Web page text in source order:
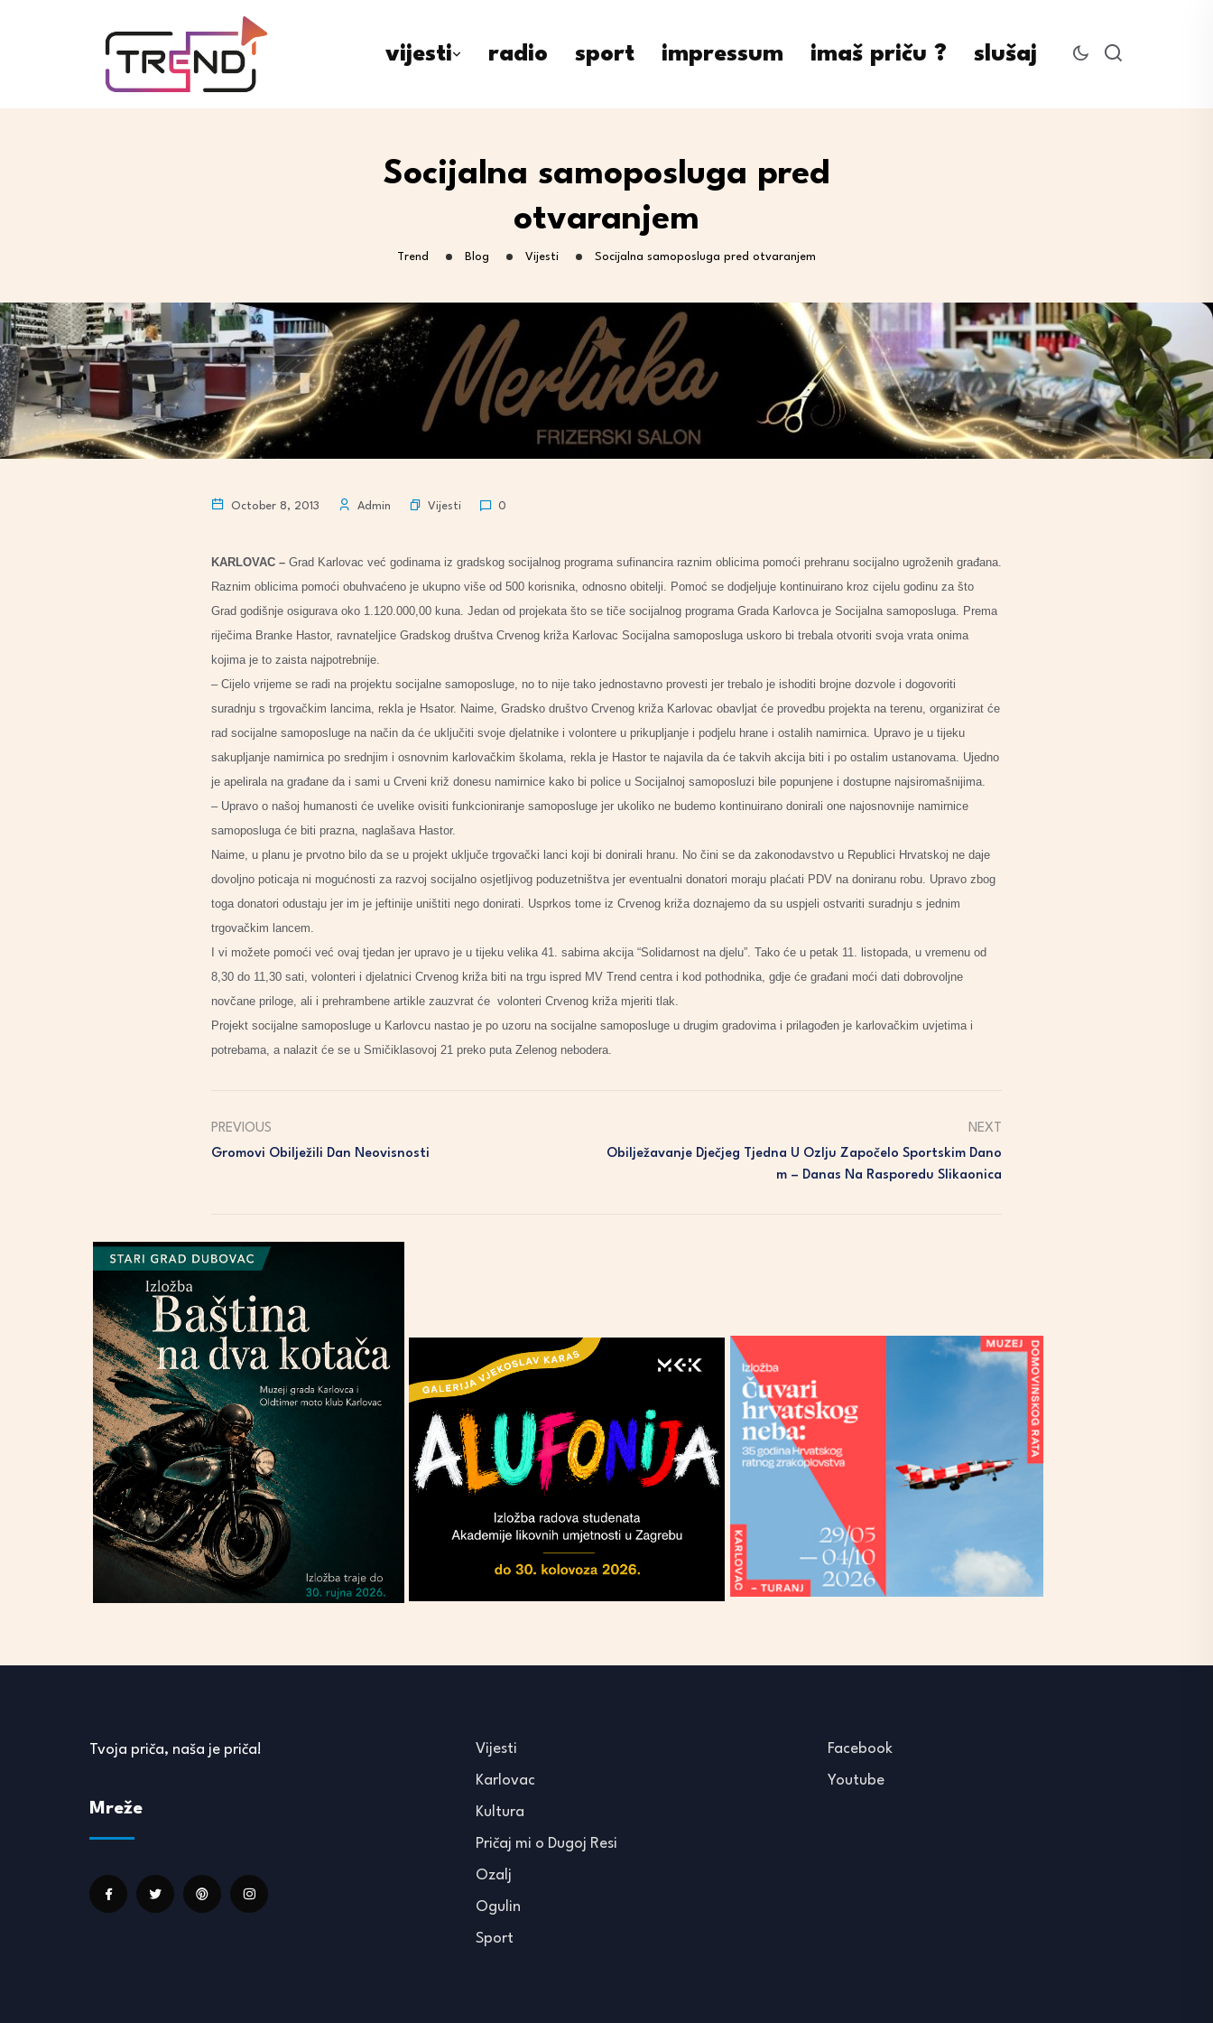
vijesti radio sport impressum imaš priču ? slušaj
Socijalna samoposluga pred
otvaranjem
Trend Blog Vijesti Socijalna samoposluga pred otvaranjem
October 8, 2013 Admin Vijesti 0
KARLOVAC – Grad Karlovac već godinama iz gradskog socijalnog programa sufinancira raznim oblicima pomoći prehranu socijalno ugroženih građana.
Raznim oblicima pomoći obuhvaćeno je ukupno više od 500 korisnika, odnosno obitelji. Pomoć se dodjeljuje kontinuirano kroz cijelu godinu za što
Grad godišnje osigurava oko 1.120.000,00 kuna. Jedan od projekata što se tiče socijalnog programa Grada Karlovca je Socijalna samoposluga. Prema
riječima Branke Hastor, ravnateljice Gradskog društva Crvenog križa Karlovac Socijalna samoposluga uskoro bi trebala otvoriti svoja vrata onima
kojima je to zaista najpotrebnije.
– Cijelo vrijeme se radi na projektu socijalne samoposluge, no to nije tako jednostavno provesti jer trebalo je ishoditi brojne dozvole i dogovoriti
suradnju s trgovačkim lancima, rekla je Hsator. Naime, Gradsko društvo Crvenog križa Karlovac obavljat će provedbu projekta na terenu, organizirat će
rad socijalne samoposluge na način da će uključiti svoje djelatnike i volontere u prikupljanje i podjelu hrane i ostalih namirnica. Upravo je u tijeku
sakupljanje namirnica po srednjim i osnovnim karlovačkim školama, rekla je Hastor te najavila da će takvih akcija biti i po ostalim ustanovama. Ujedno
je apelirala na građane da i sami u Crveni križ donesu namirnice kako bi police u Socijalnoj samoposluzi bile popunjene i dostupne najsiromašnijima.
– Upravo o našoj humanosti će uvelike ovisiti funkcioniranje samoposluge jer ukoliko ne budemo kontinuirano donirali one najosnovnije namirnice
samoposluga će biti prazna, naglašava Hastor.
Naime, u planu je prvotno bilo da se u projekt uključe trgovački lanci koji bi donirali hranu. No čini se da zakonodavstvo u Republici Hrvatskoj ne daje
dovoljno poticaja ni mogućnosti za razvoj socijalno osjetljivog poduzetništva jer eventualni donatori moraju plaćati PDV na doniranu robu. Upravo zbog
toga donatori odustaju jer im je jeftinije uništiti nego donirati. Usprkos tome iz Crvenog križa doznajemo da su uspjeli ostvariti suradnju s jednim
trgovačkim lancem.
I vi možete pomoći već ovaj tjedan jer upravo je u tijeku velika 41. sabirna akcija “Solidarnost na djelu”. Tako će u petak 11. listopada, u vremenu od
8,30 do 11,30 sati, volonteri i djelatnici Crvenog križa biti na trgu ispred MV Trend centra i kod pothodnika, gdje će građani moći dati dobrovoljne
novčane priloge, ali i prehrambene artikle zauzvrat će volonteri Crvenog križa mjeriti tlak.
Projekt socijalne samoposluge u Karlovcu nastao je po uzoru na socijalne samoposluge u drugim gradovima i prilagođen je karlovačkim uvjetima i
potrebama, a nalazit će se u Smičiklasovoj 21 preko puta Zelenog nebodera.
PREVIOUS
Gromovi Obilježili Dan Neovisnosti
NEXT
Obilježavanje Dječjeg Tjedna U Ozlju Započelo Sportskim Dano
M – Danas Na Rasporedu Slikaonica
Tvoja priča, naša je priča!
Mreže
Vijesti
Karlovac
Kultura
Pričaj mi o Dugoj Resi
Ozalj
Ogulin
Sport
Facebook
Youtube